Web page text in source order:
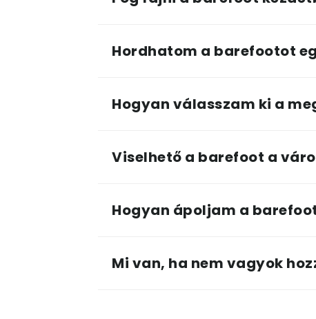
Hordhatom a barefootot
Hogyan válasszam ki a
Viselhető a barefoot a
Hogyan ápoljam a
Mi van, ha nem vagyok